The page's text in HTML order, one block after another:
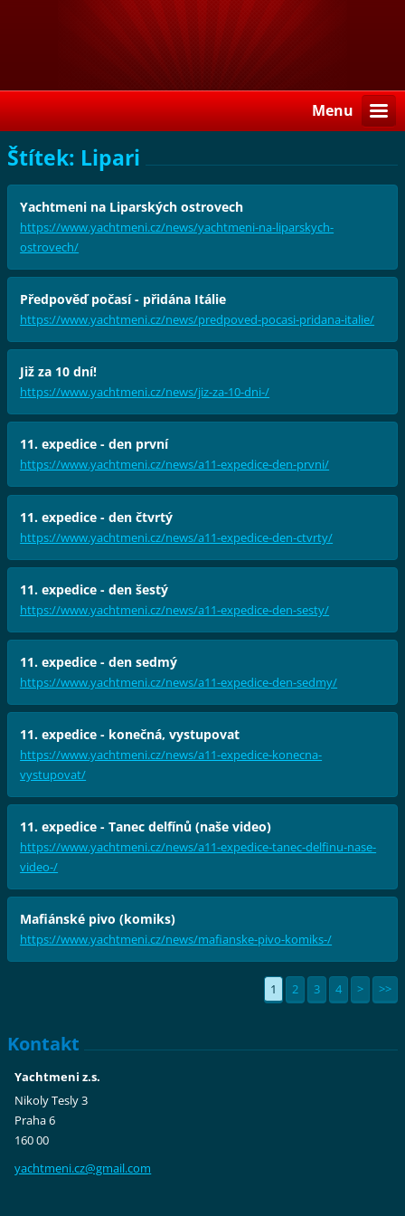
Menu
Štítek: Lipari
Yachtmeni na Liparských ostrovech
https://www.yachtmeni.cz/news/yachtmeni-na-liparskych-
ostrovech/
Předpověď počasí - přidána Itálie
https://www.yachtmeni.cz/news/predpoved-pocasi-pridana-italie/
Již za 10 dní!
https://www.yachtmeni.cz/news/jiz-za-10-dni-/
11. expedice - den první
https://www.yachtmeni.cz/news/a11-expedice-den-prvni/
11. expedice - den čtvrtý
https://www.yachtmeni.cz/news/a11-expedice-den-ctvrty/
11. expedice - den šestý
https://www.yachtmeni.cz/news/a11-expedice-den-sesty/
11. expedice - den sedmý
https://www.yachtmeni.cz/news/a11-expedice-den-sedmy/
11. expedice - konečná, vystupovat
https://www.yachtmeni.cz/news/a11-expedice-konecna-
vystupovat/
11. expedice - Tanec delfínů (naše video)
https://www.yachtmeni.cz/news/a11-expedice-tanec-delfinu-nase-
video-/
Mafiánské pivo (komiks)
https://www.yachtmeni.cz/news/mafianske-pivo-komiks-/
1 2 3 4 > >>
Kontakt
Yachtmeni z.s.
Nikoly Tesly 3
Praha 6
160 00
yachtmeni.cz@gmail.com